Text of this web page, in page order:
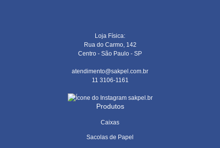
Loja Física:
Rua do Carmo, 142
Centro - São Paulo - SP
atendimento@sakpel.com.br
11 3106-1161
sakpel.br
Produtos
Caixas
Sacolas de Papel